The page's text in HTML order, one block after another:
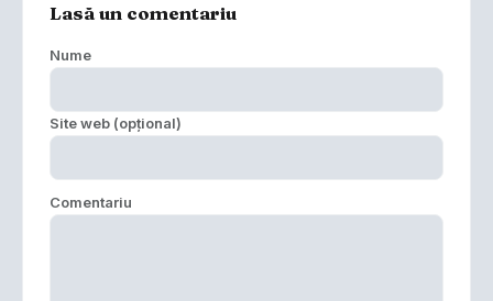
Lasă un comentariu
Nume
Site web (opțional)
Comentariu